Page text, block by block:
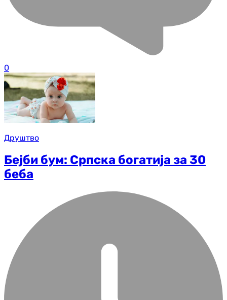
0
Друштво
Бејби бум: Српска богатија за 30
беба